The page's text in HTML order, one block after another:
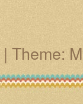
| Theme: